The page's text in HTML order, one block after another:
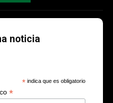
noticia
* indica que es obligatorio
*